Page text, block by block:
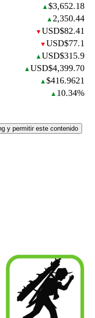
▲ $3,652.18
▲ 2,350.44
▼ USD$82.41
▼ USD$77.1
▲ USD$315.9
▲ USD$4,399.70
▲ $416.9621
▲ 10.34%
y permitir este contenido